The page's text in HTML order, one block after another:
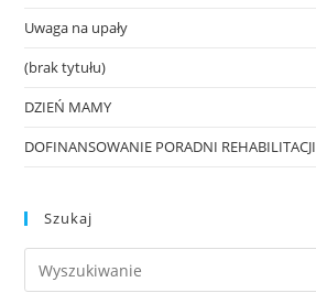
Uwaga na upały
(brak tytułu)
DZIEŃ MAMY
DOFINANSOWANIE PORADNI REHABILITACJI
Szukaj